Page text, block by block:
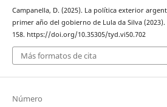
Campanella, D. (2025). La política exterior
primer año del gobierno de Lula da Silva (2023).
158. https://doi.org/10.35305/tyd.vi50.702
Más formatos de cita
Número